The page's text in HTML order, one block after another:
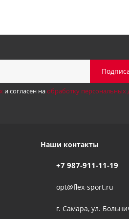
и согласен наобработку персональных
Наши контакты
+7 987-911-11-19
opt@flex-sport.ru
г. Самара, ул.